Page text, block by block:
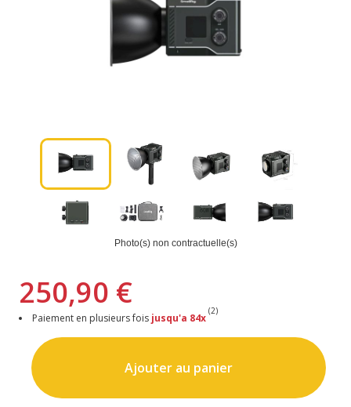
Photo(s) non contractuelle(s)
250,90 €
Paiement en plusieurs fois jusqu'a 84x
(2)
Ajouter au panier